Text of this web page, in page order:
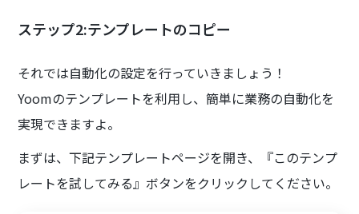
ステップ2:テンプレートのコピー
それでは自動化の設定を行っていきましょう！
Yoomのテンプレートを利用し、簡単に業務の自動化を
実現できますよ。
まずは、下記テンプレートページを開き、『このテンプ
レートを試してみる』ボタンをクリックしてください。